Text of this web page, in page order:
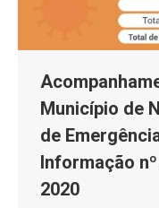
Município de
de
Informação
2020